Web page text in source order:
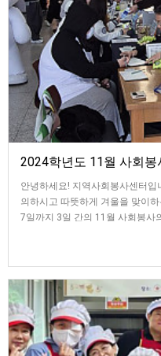
2024학년도 11월 사회봉
안녕하세요! 지역사회봉사센터
의하시고 따뜻하게 겨울을 맞이
7일까지 3일 간의 11월 사회봉사